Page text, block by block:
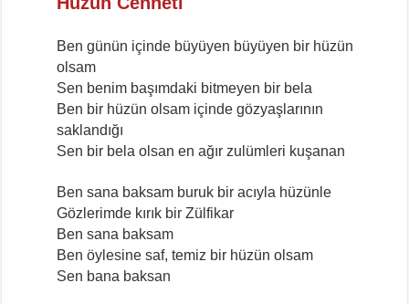
Ben günün içinde büyüyen büyüyen bir hüzün
olsam
Sen benim başımdaki bitmeyen bir bela
Ben bir hüzün olsam içinde gözyaşlarının
saklandığı
Sen bir bela olsan en ağır zulümleri kuşanan
Ben sana baksam buruk bir acıyla hüzünle
Gözlerimde kırık bir Zülfikar
Ben sana baksam
Ben öylesine saf, temiz bir hüzün olsam
Sen bana baksan